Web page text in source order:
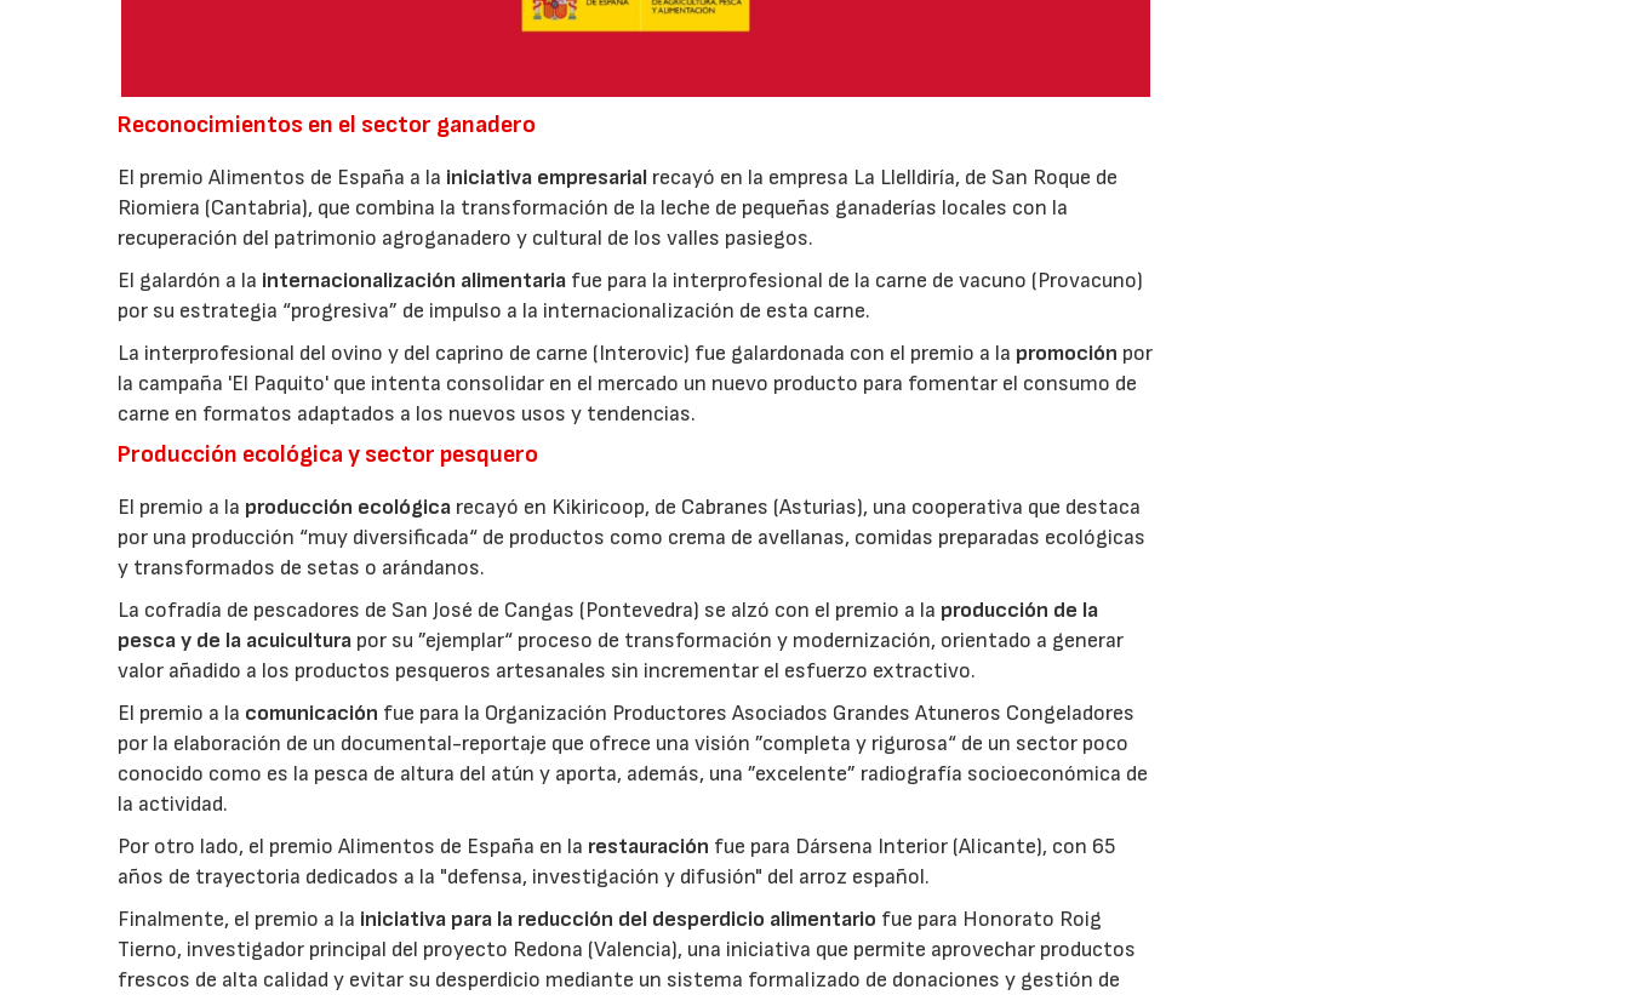
Reconocimientos en el sector ganadero
El premio Alimentos de España a la iniciativa empresarial recayó en la empresa La Llelldiría, de San Roque de
Riomiera (Cantabria), que combina la transformación de la leche de pequeñas ganaderías locales con la
recuperación del patrimonio agroganadero y cultural de los valles pasiegos.
El galardón a la internacionalización alimentaria fue para la interprofesional de la carne de vacuno (Provacuno)
por su estrategia “progresiva” de impulso a la internacionalización de esta carne.
La interprofesional del ovino y del caprino de carne (Interovic) fue galardonada con el premio a la promoción por
la campaña 'El Paquito' que intenta consolidar en el mercado un nuevo producto para fomentar el consumo de
carne en formatos adaptados a los nuevos usos y tendencias.
Producción ecológica y sector pesquero
El premio a la producción ecológica recayó en Kikiricoop, de Cabranes (Asturias), una cooperativa que destaca
por una producción “muy diversificada“ de productos como crema de avellanas, comidas preparadas ecológicas
y transformados de setas o arándanos.
La cofradía de pescadores de San José de Cangas (Pontevedra) se alzó con el premio a la producción de la
pesca y de la acuicultura por su ”ejemplar“ proceso de transformación y modernización, orientado a generar
valor añadido a los productos pesqueros artesanales sin incrementar el esfuerzo extractivo.
El premio a la comunicación fue para la Organización Productores Asociados Grandes Atuneros Congeladores
por la elaboración de un documental-reportaje que ofrece una visión ”completa y rigurosa“ de un sector poco
conocido como es la pesca de altura del atún y aporta, además, una ”excelente” radiografía socioeconómica de
la actividad.
Por otro lado, el premio Alimentos de España en la restauración fue para Dársena Interior (Alicante), con 65
años de trayectoria dedicados a la "defensa, investigación y difusión" del arroz español.
Finalmente, el premio a la iniciativa para la reducción del desperdicio alimentario fue para Honorato Roig
Tierno, investigador principal del proyecto Redona (Valencia), una iniciativa que permite aprovechar productos
frescos de alta calidad y evitar su desperdicio mediante un sistema formalizado de donaciones y gestión de